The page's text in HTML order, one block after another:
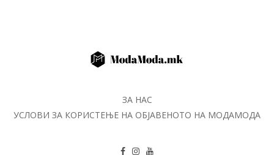
ЗА НАС
УСЛОВИ ЗА КОРИСТЕЊЕ НА ОБЈАВЕНОТО НА МОДАМОДА